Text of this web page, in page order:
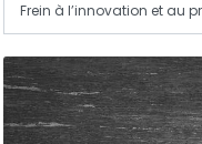
Frein à l’innovation et au